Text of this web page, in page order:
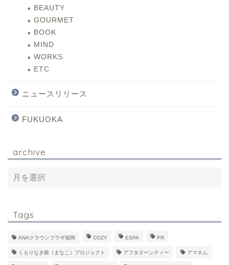
BEAUTY
GOURMET
BOOK
MIND
WORKS
ETC
ニュースリリース
FUKUOKA
archive
Tags
ANAクラウンプラザ福岡 COZY ESPA PR
くもりなき眼（まなこ）プロジェクト アフタヌーンティー アマネム